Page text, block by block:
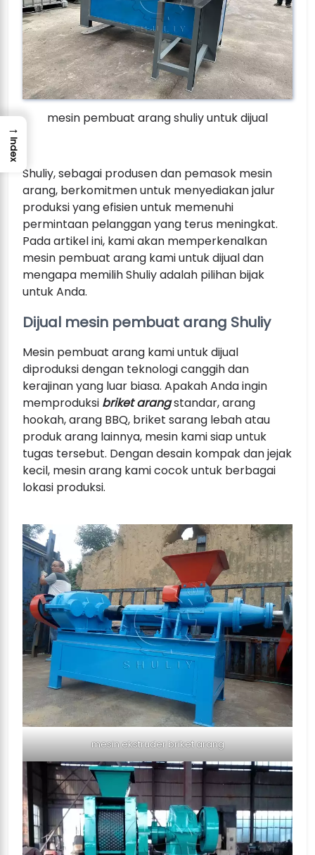
mesin pembuat arang shuliy untuk dijual
Shuliy, sebagai produsen dan pemasok mesin
arang, berkomitmen untuk menyediakan jalur
produksi yang efisien untuk memenuhi
permintaan pelanggan yang terus meningkat.
Pada artikel ini, kami akan memperkenalkan
mesin pembuat arang kami untuk dijual dan
mengapa memilih Shuliy adalah pilihan bijak
untuk Anda.
Dijual mesin pembuat arang Shuliy
Mesin pembuat arang kami untuk dijual
diproduksi dengan teknologi canggih dan
kerajinan yang luar biasa. Apakah Anda ingin
memproduksi briket arangstandar, arang
hookah, arang BBQ, briket sarang lebah atau
produk arang lainnya, mesin kami siap untuk
tugas tersebut. Dengan desain kompak dan jejak
kecil, mesin arang kami cocok untuk berbagai
lokasi produksi.
mesin ekstruder briket arang
→
Index